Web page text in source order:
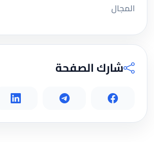
المجال
شارك الصفحة